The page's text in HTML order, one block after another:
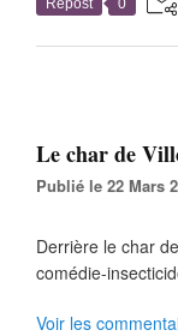
Repost 0
Le char de
Publié le 22 Mars
Derrière le char
comédie-
Voir les